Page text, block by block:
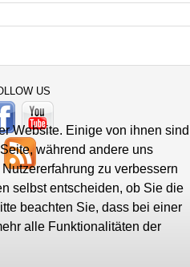
US
Website. Einige von ihnen sind
während andere uns
zu verbessern
selbst entscheiden, ob Sie die
beachten Sie, dass bei einer
alle Funktionalitäten der